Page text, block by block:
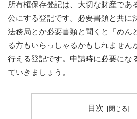
所有権保存登記は、大切な財産であ
公にする登記です。必要書類と共に
法務局とか必要書類と聞くと「めん
る方もいらっしゃるかもしれません
行える登記です。申請時に必要にな
ていきましょう。
目次